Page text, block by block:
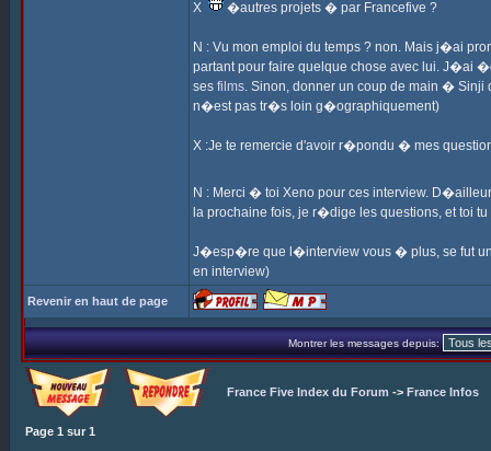
X �autres projets � par Francefive ?
N : Vu mon emploi du temps ? non. Mais j�ai
partant pour faire quelque chose avec lui. J�ai
ses films. Sinon, donner un coup de main �
n�est pas tr�s loin g�ographiquement)
X :Je te remercie d'avoir r�pondu � mes
N : Merci � toi Xeno pour ces interview.
la prochaine fois, je r�dige les questions, et toi
J�esp�re que l�interview vous � plus, se fut
en interview)
Revenir en haut de page
Montrer les messages depuis:
France Five Index du Forum -> France Infos
Page 1 sur 1